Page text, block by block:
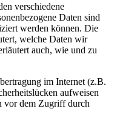
verschiedene
Daten sind
werden können. Die
welche Daten wir
auch, wie und zu
im Internet (z.B.
aufweisen
vor dem Zugriff durch